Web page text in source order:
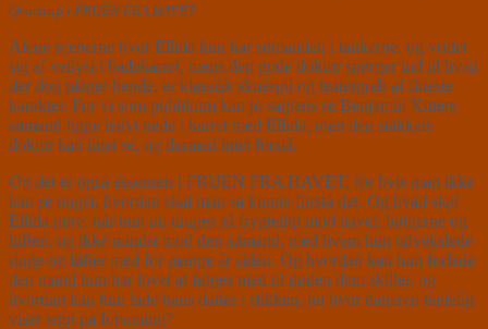
Qvortrup i FRUEN FRA HAVET.
Alene scenerne hvor Ellida kun har sømanden i tankerne, og vrider
sig af vellyst i badekarret, mens den gode doktor spørger ind til hvad
der dog plager hende, er klassisk skuespil og teatergreb af fineste
karakter. For vi som publikum kan jo sagtens se Benjamin Kitters
sømand ligge halvt nede i karret med Ellida, men den stakkels
doktor kan intet se, og dermed intet forstå.
Og det er også essensen i FRUEN FRA HAVET, for hvis man ikke
kan se noget, hvordan skal man så kunne forstå det. Og hvad skal
Ellida gøre, når hun nu drages så frygteligt mod havet, bølgerne og
luften, og ikke mindst mod den sømand, med hvem hun udvekslede
ringe og løfter med for mange år siden. Og hvordan kan hun forlade
den mand hun har lovet at følges med til døden dem skiller, og
hvordan kan hun lade hans datter i stikken, nu hvor datteren endelig
viser tegn på forsoning?